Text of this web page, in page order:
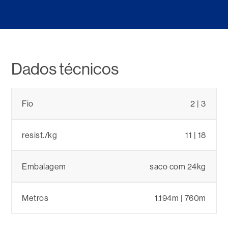
Dados técnicos
Fio 2 | 3
resist./kg 11 | 18
Embalagem saco com 24kg
Metros 1.194m | 760m